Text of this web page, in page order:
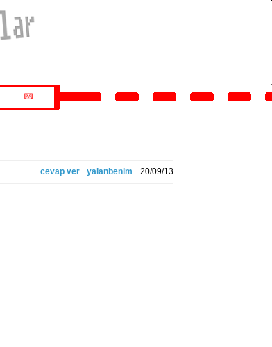
cevap ver yalanbenim 20/09/13